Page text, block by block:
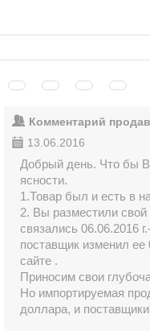
Комментарий
13.06.2016
Добрый день. Что бы
ясности.
1.Товар был и есть в
2. Вы разместили свой
связались 06.06.2016
поставщик изменил
сайте .
Приносим свои
Но импортируемая
доллара, и